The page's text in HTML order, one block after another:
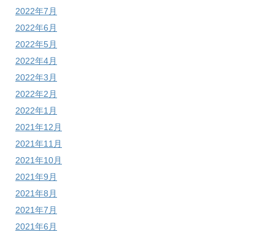
2022年7月
2022年6月
2022年5月
2022年4月
2022年3月
2022年2月
2022年1月
2021年12月
2021年11月
2021年10月
2021年9月
2021年8月
2021年7月
2021年6月